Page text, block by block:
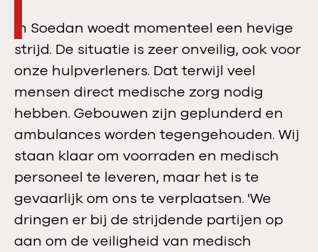
eIn Soedan woedt momenteel een hevige
strijd. De situatie is zeer onveilig, ook voor
onze hulpverleners. Dat terwijl veel
mensen direct medische zorg nodig
hebben. Gebouwen zijn geplunderd en
ambulances worden tegengehouden. Wij
staan klaar om voorraden en medisch
personeel te leveren, maar het is te
gevaarlijk om ons te verplaatsen. 'We
dringen er bij de strijdende partijen op
aan om de veiligheid van medisch